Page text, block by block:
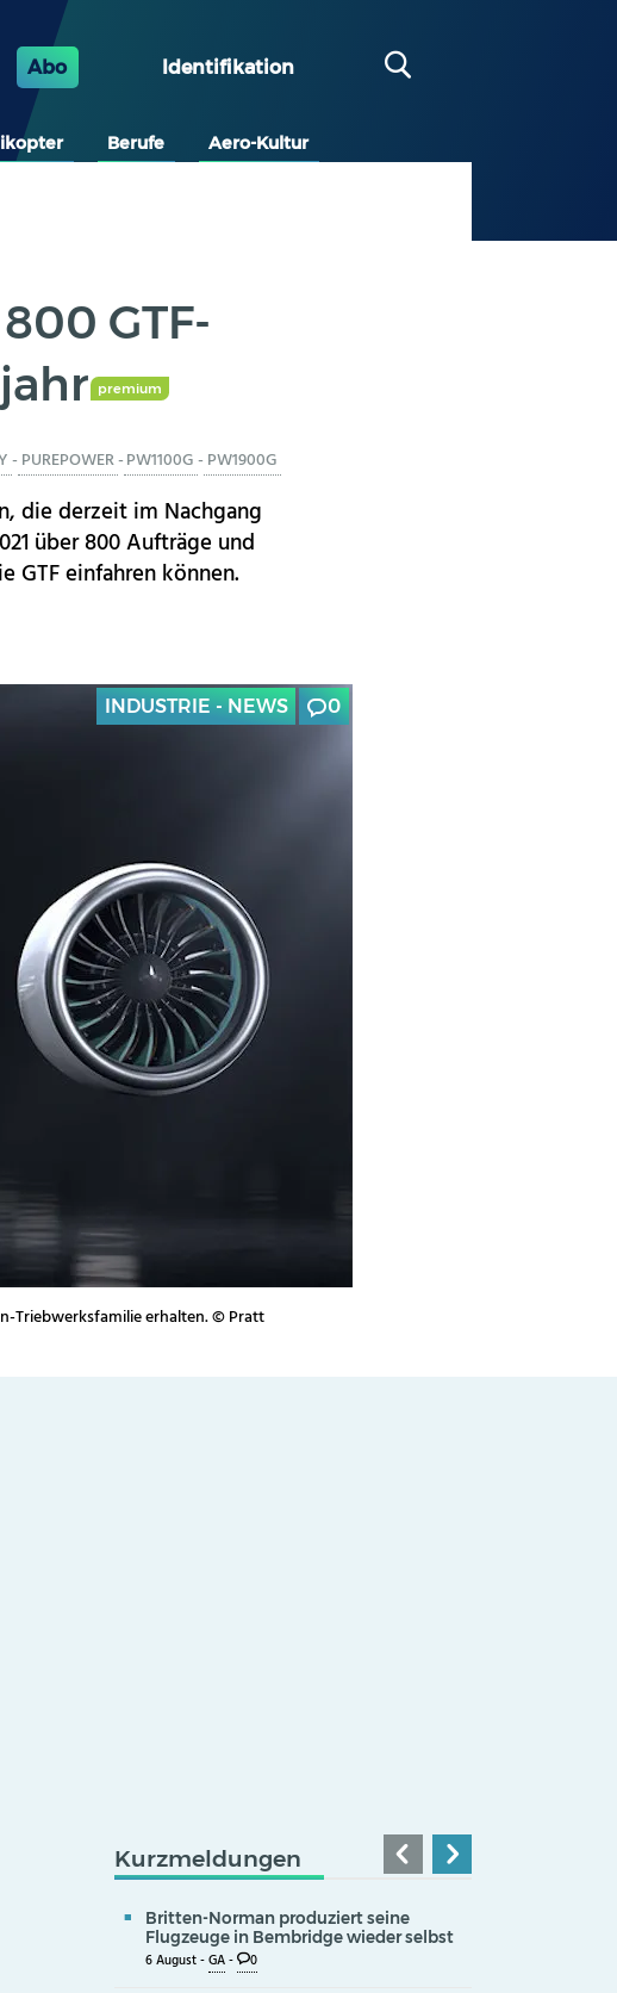
Abo Identifikation
Berufe Aero-Kultur
GTF-
premium
- PUREPOWER-PW1100G- PW1900G
die derzeit im Nachgang
über 800 Aufträge und
GTF einfahren können.
INDUSTRIE - NEWS 0
Triebwerksfamilie erhalten. © Pratt
Kurzmeldungen
Britten-Norman produziert seine
Flugzeuge in Bembridge wieder selbst
6 August -GA- 0